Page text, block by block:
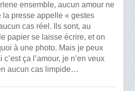
ensemble, aucun amour ne
la presse appelle « gestes
cas réel. Ils sont, au
papier se laisse écrire, et on
à une photo. Mais je peux
ça l’amour, je n’en veux
aucun cas limpide…